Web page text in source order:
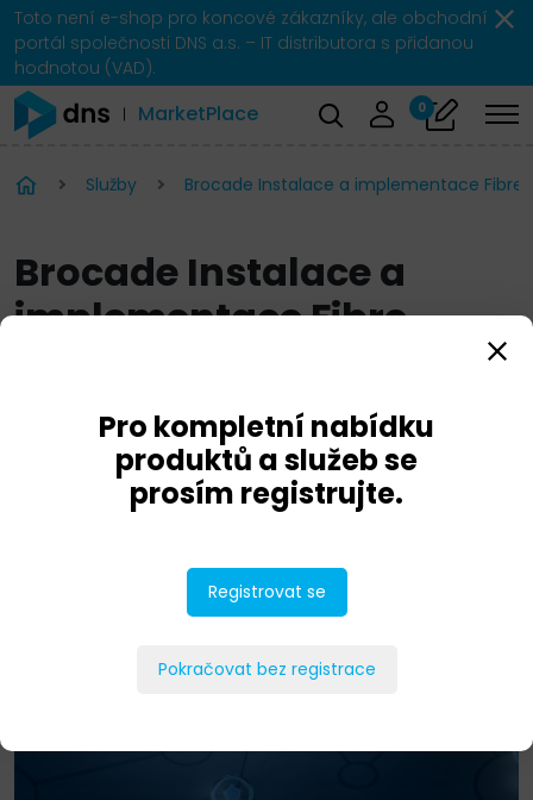
Toto není e-shop pro koncové zákazníky, ale obchodní
portál společnosti DNS a.s. – IT distributora s přidanou
hodnotou (VAD).
MarketPlace 0
Služby Brocade Instalace a implementace Fibre
Brocade Instalace a
implementace Fibre
Pro kompletní nabídku
produktů a služeb se
prosím registrujte.
Registrovat se
Pokračovat bez registrace